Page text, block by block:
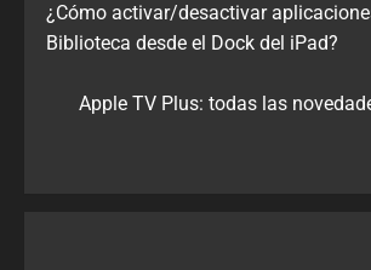
¿Cómo activar/desactivar
Biblioteca desde el Dock del iPad?
Apple TV Plus: todas las